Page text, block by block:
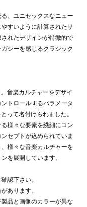
、ユニセックスなニュー
すいように計算されたサ
れたデザインが特徴的で
シーを感じるクラシック
音楽カルチャーをデザイ
トロールするパラメータ
って名付けられました。
様々な要素を繊細にコン
セプトが込められていま
様々な音楽カルチャーを
を展開しています。
認下さい。
あります。
品と画像のカラーが異な